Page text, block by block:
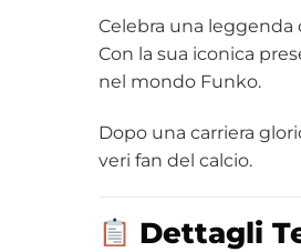
Celebra una leggenda
Con la sua iconica
nel mondo Funko.
Dopo una carriera
veri fan del calcio.
Dettagli